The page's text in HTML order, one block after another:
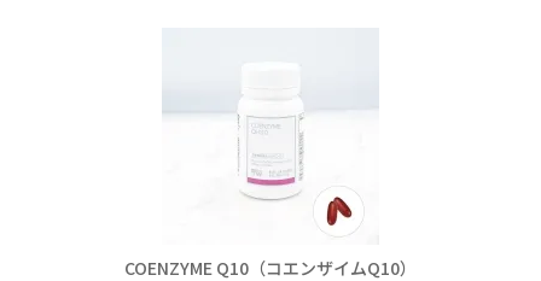
COENZYME Q10（コエンザイムQ10）